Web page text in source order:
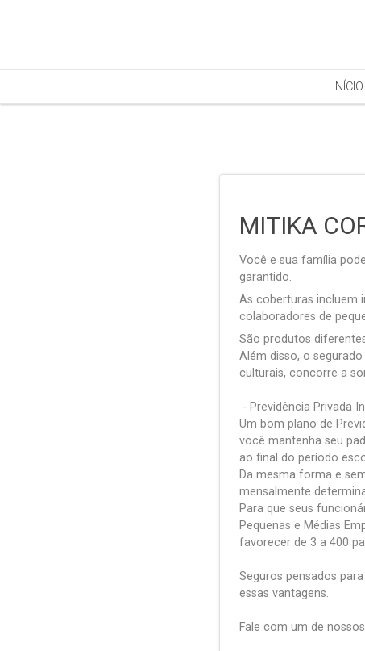
INÍCIO
MITIKA
Você e sua família
garantido.
As coberturas incluem
colaboradores de
São produtos
Além disso, o
culturais, concorre a
- Previdência Privada
Um bom plano de
você mantenha seu
ao final do período
Da mesma forma e
mensalmente
Para que seus
Pequenas e Médias
favorecer de 3 a 400
Seguros pensados
essas vantagens.
Fale com um de